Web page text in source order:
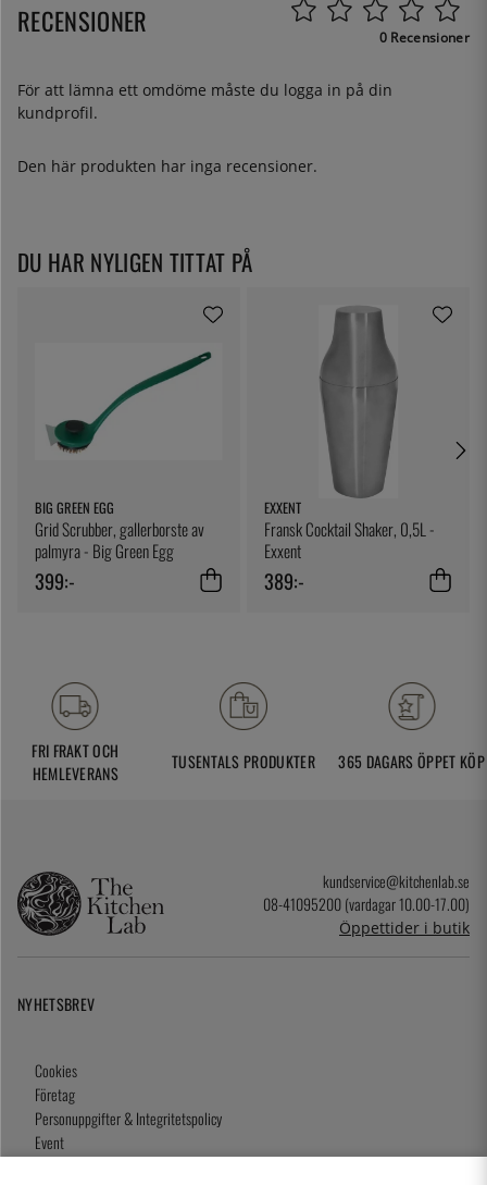
RECENSIONER 0 Recensioner
För att lämna ett omdöme måste du logga in på din
kundprofil.
Den här produkten har inga recensioner.
DU HAR NYLIGEN TITTAT PÅ
BIG GREEN EGG
Grid Scrubber, gallerborste av
palmyra - Big Green Egg
399:-
EXXENT
Fransk Cocktail Shaker, 0,5L -
Exxent
389:-
FRI FRAKT OCH
HEMLEVERANS
TUSENTALS PRODUKTER 365 DAGARS ÖPPET KÖP
kundservice@kitchenlab.se
08-41095200 (vardagar 10.00-17.00)
Öppettider i butik
NYHETSBREV
Cookies
Företag
Personuppgifter & Integritetspolicy
Event